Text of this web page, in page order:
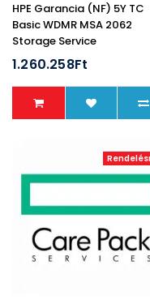
HPE Garancia (NF) 5Y TC
Basic WDMR MSA 2062
Storage Service
1.260.258Ft